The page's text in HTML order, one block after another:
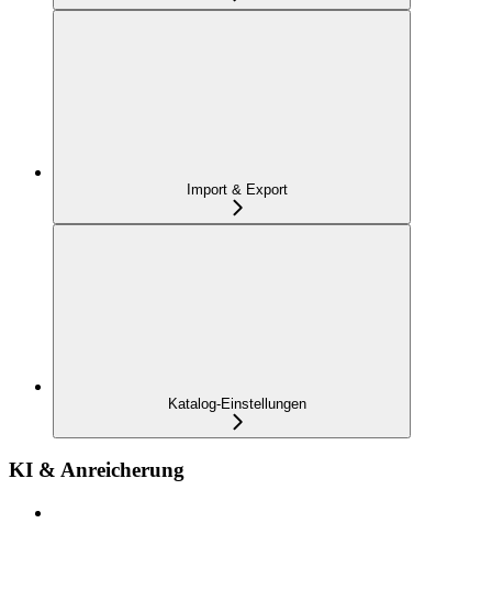
Import & Export
Katalog-Einstellungen
KI & Anreicherung